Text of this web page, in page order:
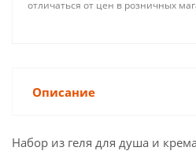
отличаться от цен в розничных
Описание
Набор из геля для душа и